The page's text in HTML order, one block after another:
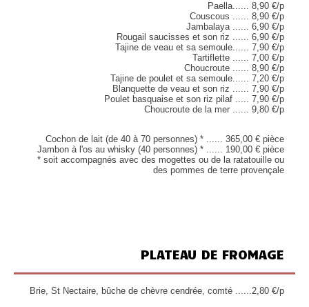
Paella...... 8,90 €/p
Couscous ...... 8,90 €/p
Jambalaya ...... 6,90 €/p
Rougail saucisses et son riz ...... 6,90 €/p
Tajine de veau et sa semoule...... 7,90 €/p
Tartiflette ...... 7,00 €/p
Choucroute ...... 8,90 €/p
Tajine de poulet et sa semoule...... 7,20 €/p
Blanquette de veau et son riz ...... 7,90 €/p
Poulet basquaise et son riz pilaf ..... 7,90 €/p
Choucroute de la mer ...... 9,80 €/p
Cochon de lait (de 40 à 70 personnes) * ...... 365,00 € pièce
Jambon à l'os au whisky (40 personnes) * ...... 190,00 € pièce
* soit accompagnés avec des mogettes ou de la ratatouille ou
des pommes de terre provençale
PLATEAU DE FROMAGE
Brie, St Nectaire, bûche de chèvre cendrée, comté ......2,80 €/p